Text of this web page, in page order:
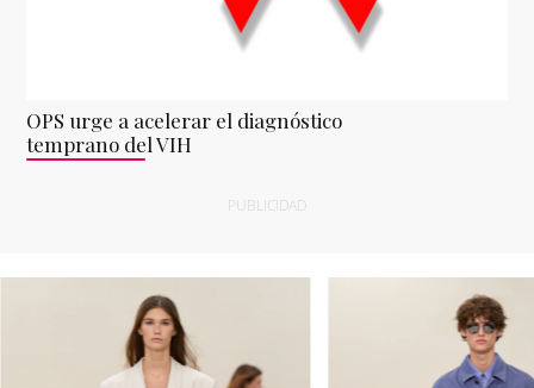
OPS urge a acelerar el diagnóstico
temprano del VIH
PUBLICIDAD